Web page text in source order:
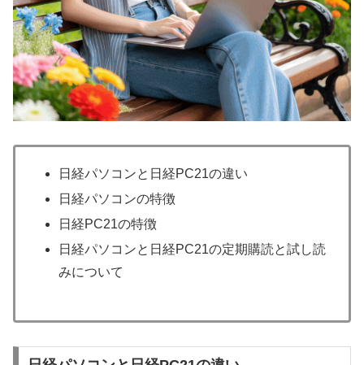
日経パソコンと日経PC21の違い
日経パソコンの特徴
日経PC21の特徴
日経パソコンと日経PC21の定期購読と試し読
みについて